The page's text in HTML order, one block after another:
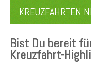
KREUZFAHRTEN
Bist Du bereit
Kreuzfahrt-